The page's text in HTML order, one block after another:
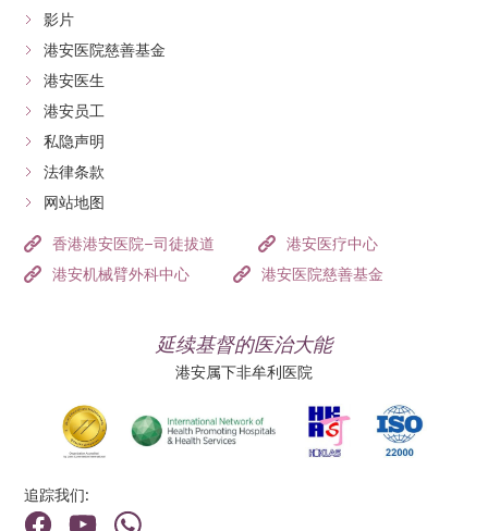
影片
港安医院慈善基金
港安医生
港安员工
私隐声明
法律条款
网站地图
香港港安医院–司徒拔道
港安医疗中心
港安机械臂外科中心
港安医院慈善基金
延续基督的医治大能
港安属下非牟利医院
追踪我们: